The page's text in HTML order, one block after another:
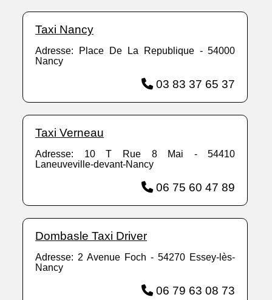
Taxi Nancy
Adresse: Place De La Republique - 54000
Nancy
03 83 37 65 37
Taxi Verneau
Adresse: 10 T Rue 8 Mai - 54410
Laneuveville-devant-Nancy
06 75 60 47 89
Dombasle Taxi Driver
Adresse: 2 Avenue Foch - 54270 Essey-lès-
Nancy
06 79 63 08 73